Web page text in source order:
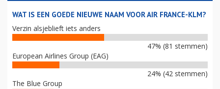
WAT IS EEN GOEDE NIEUWE NAAM VOOR AIR FRANCE-KLM?
Verzin alsjeblieft iets anders
47% (81 stemmen)
European Airlines Group (EAG)
24% (42 stemmen)
The Blue Group